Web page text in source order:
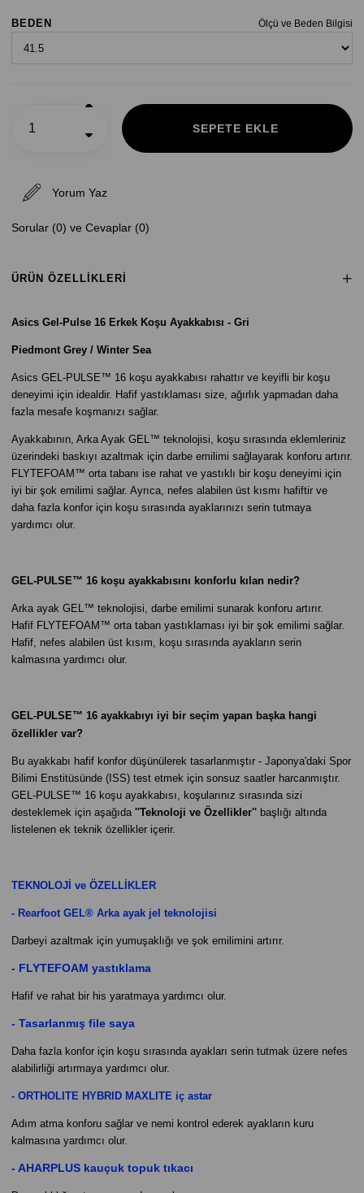
Ölçü ve Beden Bilgisi
BEDEN
Yorum Yaz
Sorular (0) ve Cevaplar (0)
ÜRÜN ÖZELLIKLERI
Asics Gel-Pulse 16 Erkek Koşu Ayakkabısı - Gri
Piedmont Grey / Winter Sea
Asics GEL-PULSE™ 16 koşu ayakkabısı rahattır ve keyifli bir koşu
deneyimi için idealdir. Hafif yastıklaması size, ağırlık yapmadan daha
fazla mesafe koşmanızı sağlar.
Ayakkabının, Arka Ayak GEL™ teknolojisi, koşu sırasında eklemleriniz
üzerindeki baskıyı azaltmak için darbe emilimi sağlayarak konforu artırır.
FLYTEFOAM™ orta tabanı ise rahat ve yastıklı bir koşu deneyimi için
iyi bir şok emilimi sağlar. Ayrıca, nefes alabilen üst kısmı hafiftir ve
daha fazla konfor için koşu sırasında ayaklarınızı serin tutmaya
yardımcı olur.
GEL-PULSE™ 16 koşu ayakkabısını konforlu kılan nedir?
Arka ayak GEL™ teknolojisi, darbe emilimi sunarak konforu artırır.
Hafif FLYTEFOAM™ orta taban yastıklaması iyi bir şok emilimi sağlar.
Hafif, nefes alabilen üst kısım, koşu sırasında ayakların serin
kalmasına yardımcı olur.
GEL-PULSE™ 16 ayakkabıyı iyi bir seçim yapan başka hangi
özellikler var?
Bu ayakkabı hafif konfor düşünülerek tasarlanmıştır - Japonya'daki Spor
Bilimi Enstitüsünde (ISS) test etmek için sonsuz saatler harcanmıştır.
GEL-PULSE™ 16 koşu ayakkabısı, koşularınız sırasında sizi
desteklemek için aşağıda ''Teknoloji ve Özellikler'' başlığı altında
listelenen ek teknik özellikler içerir.
TEKNOLOJİ ve ÖZELLİKLER
- Rearfoot GEL® Arka ayak jel teknolojisi
Darbeyi azaltmak için yumuşaklığı ve şok emilimini artırır.
- FLYTEFOAM yastıklama
Hafif ve rahat bir his yaratmaya yardımcı olur.
- Tasarlanmış file saya
Daha fazla konfor için koşu sırasında ayakları serin tutmak üzere nefes
alabilirliği artırmaya yardımcı olur.
- ORTHOLITE HYBRID MAXLITE iç astar
Adım atma konforu sağlar ve nemi kontrol ederek ayakların kuru
kalmasına yardımcı olur.
- AHARPLUS kauçuk topuk tıkacı